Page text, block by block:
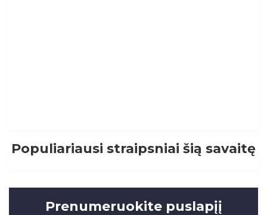
Populiariausi straipsniai šią savaitę
Prenumeruokite puslapįį